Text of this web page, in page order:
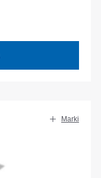
Marki